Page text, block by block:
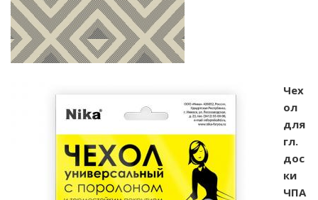
Чех
ол
для
гл.
дос
ки
ЧПА